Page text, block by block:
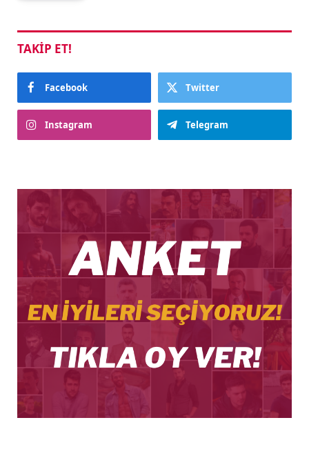
TAKIP ET!
Facebook Twitter
Instagram Telegram